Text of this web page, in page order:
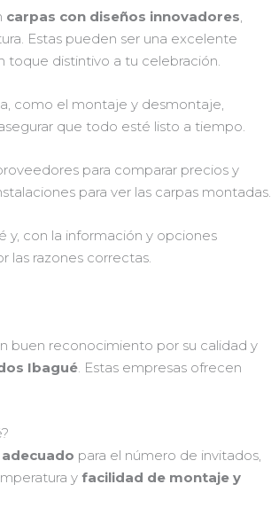
carpas con diseños innovadores,
Estas pueden ser una excelente
toque distintivo a tu celebración.
como el montaje y desmontaje,
que todo esté listo a tiempo.
para comparar precios y
para ver las carpas montadas.
con la información y opciones
las razones correctas.
buen reconocimiento por su calidad y
Ibagué. Estas empresas ofrecen
para el número de invitados,
yfacilidad de montaje y